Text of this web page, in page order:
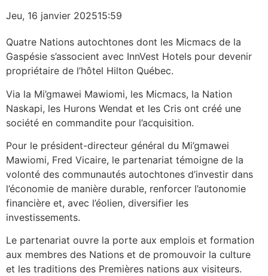
Jeu, 16 janvier 202515:59
Quatre Nations autochtones dont les Micmacs de la
Gaspésie s’associent avec InnVest Hotels pour devenir
propriétaire de l’hôtel Hilton Québec.
Via la Mi’gmawei Mawiomi, les Micmacs, la Nation
Naskapi, les Hurons Wendat et les Cris ont créé une
société en commandite pour l’acquisition.
Pour le président-directeur général du Mi’gmawei
Mawiomi, Fred Vicaire, le partenariat témoigne de la
volonté des communautés autochtones d’investir dans
l’économie de manière durable, renforcer l’autonomie
financière et, avec l’éolien, diversifier les
investissements.
Le partenariat ouvre la porte aux emplois et formation
aux membres des Nations et de promouvoir la culture
et les traditions des Premières nations aux visiteurs.